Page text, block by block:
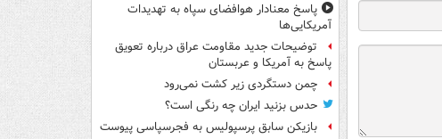
پاسخ معنادار هوافضای سپاه به تهدیدات
آمریکایی‌ها
توضیحات جدید مقاومت عراق درباره تعویق
پاسخ به آمریکا و عربستان
چمن دستگردی زیر کشت نمی‌رود
حدس بزنید ایران چه رنگی است؟
بازیکن سابق پرسپولیس به فجرسپاسی پیوست